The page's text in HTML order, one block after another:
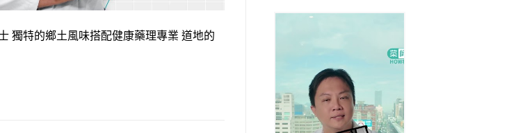
獨特的鄉土風味搭配健康藥理專業 道地的